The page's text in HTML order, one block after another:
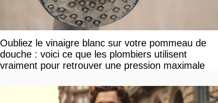
Oubliez le vinaigre blanc sur votre pommeau de
douche : voici ce que les plombiers utilisent
vraiment pour retrouver une pression maximale